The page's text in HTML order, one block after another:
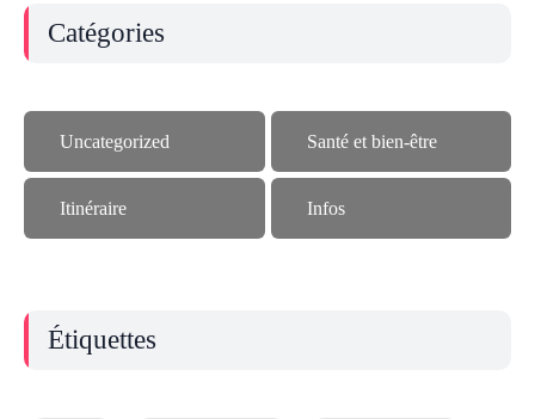
Catégories
Uncategorized Santé et bien-être
Itinéraire Infos
Étiquettes